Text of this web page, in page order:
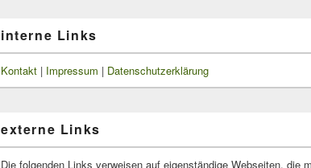
interne Links
Kontakt | Impressum | Datenschutzerklärung
externe Links
Die folgenden Links verweisen auf eigenständige Webseiten, die